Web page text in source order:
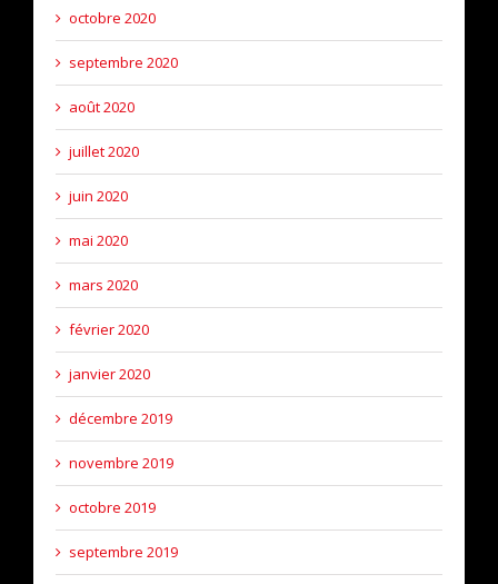
octobre 2020
septembre 2020
août 2020
juillet 2020
juin 2020
mai 2020
mars 2020
février 2020
janvier 2020
décembre 2019
novembre 2019
octobre 2019
septembre 2019